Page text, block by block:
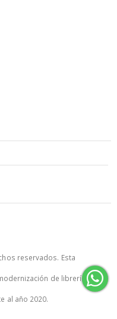
reservados. Esta
de librerías de
al año 2020.